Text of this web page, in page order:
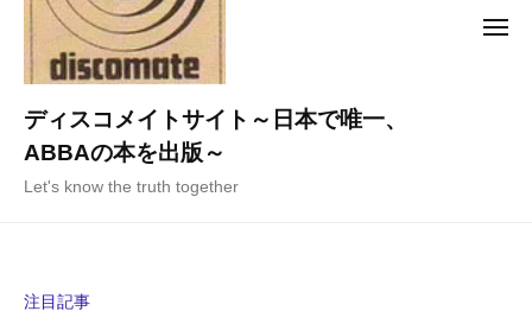
ディスコメイトサイト～日本で唯一、
ABBAの本を出版～
Let's know the truth together
メ
注目記事